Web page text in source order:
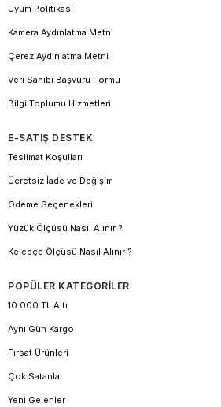
Uyum Politikası
Kamera Aydınlatma Metni
Çerez Aydınlatma Metni
Veri Sahibi Başvuru Formu
Bilgi Toplumu Hizmetleri
E-SATIŞ DESTEK
Teslimat Koşulları
Ücretsiz İade ve Değişim
Ödeme Seçenekleri
Yüzük Ölçüsü Nasıl Alınır ?
Kelepçe Ölçüsü Nasıl Alınır ?
POPÜLER KATEGORİLER
10.000 TL Altı
Aynı Gün Kargo
Fırsat Ürünleri
Çok Satanlar
Yeni Gelenler